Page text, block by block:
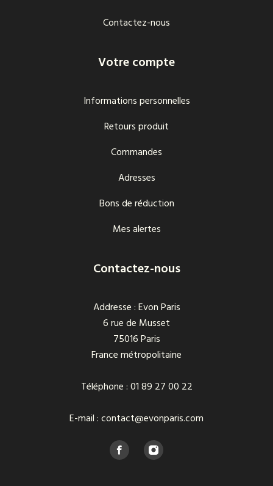
Contactez-nous
Votre compte
Informations personnelles
Retours produit
Commandes
Adresses
Bons de réduction
Mes alertes
Contactez-nous
Addresse : Evon Paris
6 rue de Musset
75016 Paris
France métropolitaine
Téléphone : 01 89 27 00 22
E-mail : contact@evonparis.com